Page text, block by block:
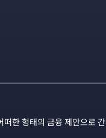
한 형태의 금융 제안으로